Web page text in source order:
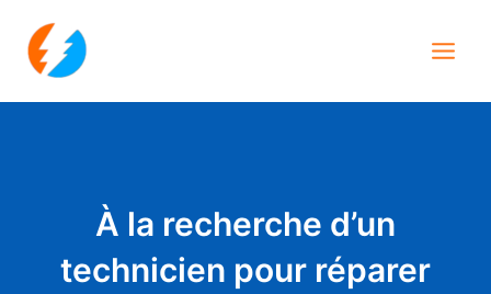
contenu
À la recherche d’un
technicien pour réparer